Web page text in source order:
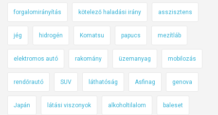
forgalomirányítás kötelező haladási irány asszisztens
jég hidrogén Komatsu papucs mezítláb
elektromos autó rakomány üzemanyag mobilozás
rendőrautó SUV láthatóság Asfinag genova
Japán látási viszonyok alkoholtilalom baleset